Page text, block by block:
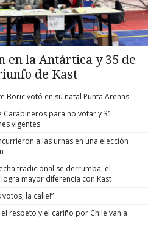
en la Antártica y 35 de
de Kast
Boric votó en su natal Punta Arenas
para no votar y 31
vigentes
a las urnas en una elección
tradicional se derrumba, el
logra mayor diferencia con Kast
votos, la calle!”
respeto y el cariño por Chile van a